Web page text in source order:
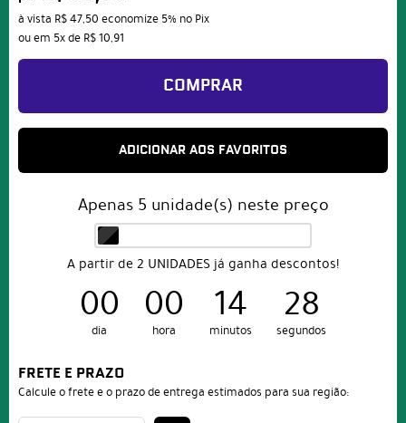
à vista R$ 47,50 economize 5% no Pix
ou em 5xde R$ 10,91
COMPRAR
ADICIONAR AOS FAVORITOS
Apenas 5 unidade(s) neste preço
A partir de 2 UNIDADES já ganha descontos!
00
dia
00
hora
14
minutos
28
segundos
FRETE E PRAZO
Calcule o frete e o prazo de entrega estimados para sua região: